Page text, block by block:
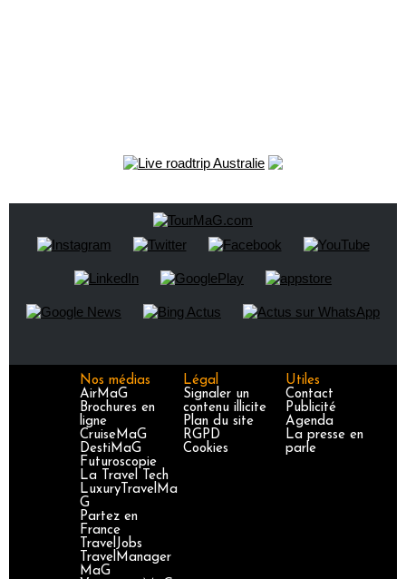
Nos médias
AirMaG
Brochures en
ligne
CruiseMaG
DestiMaG
Futuroscopie
La Travel Tech
LuxuryTravelMa
G
Partez en
France
TravelJobs
TravelManager
MaG
Légal
Signaler un
contenu illicite
Plan du site
RGPD
Cookies
Utiles
Contact
Publicité
Agenda
La presse en
parle